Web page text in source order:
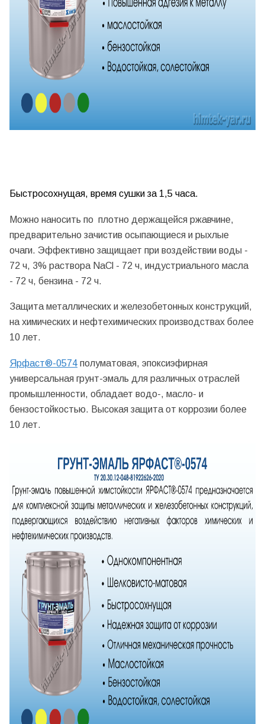
Быстросохнущая, время сушки за 1,5 часа.
Можно наносить по плотно держащейся ржавчине,
предварительно зачистив осыпающиеся и рыхлые
очаги. Эффективно защищает при воздействии воды -
72 ч, 3% раствора NaCl - 72 ч, индустриального масла
- 72 ч, бензина - 72 ч.
Защита металлических и железобетонных конструкций,
на химических и нефтехимических производствах более
10 лет.
Ярфаст®-0574 полуматовая, эпоксиэфирная
универсальная грунт-эмаль для различных отраслей
промышленности, обладает водо-, масло- и
бензостойкостью. Высокая защита от коррозии более
10 лет.